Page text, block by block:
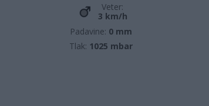
Veter:
3 km/h
Padavine: 0 mm
Tlak: 1025 mbar